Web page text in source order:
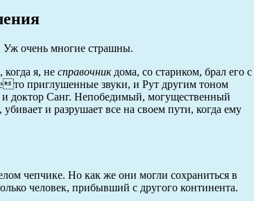
Уж очень многие страшны.
я, не справочникдома, со стариком, брал его с
то приглушенные звуки, и Рут другим тоном
доктор Санг. Непобедимый, могущественный
и разрушает все на своем пути, когда ему
чепчике. Но как же они могли сохраниться в
человек, прибывший с другого континента.